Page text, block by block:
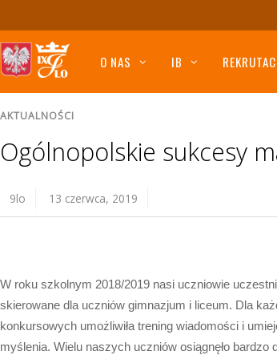
O NAS IB
AKTUALNOŚCI
Ogólnopolskie sukcesy
9lo 13 czerwca, 2019
W roku szkolnym 2018/2019 nasi uczniowie
skierowane dla uczniów gimnazjum i liceum. Dla
konkursowych umożliwiła trening wiadomości i
myślenia. Wielu naszych uczniów osiągnęło bardzo